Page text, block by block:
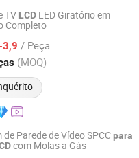
TV LCD LED Giratório em
Completo
3,9 / Peça
(MOQ)
Corporation Ltd.
2007
Parede de Vídeo SPCCpara
com Molas a Gás